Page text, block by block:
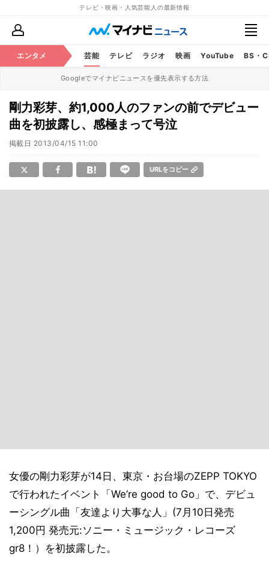
テレビ・映画・人気芸能人の最新情報
エンタメ 芸能 テレビ ラジオ 映画 YouTube BS・
Googleでマイナビニュースを優先表示する方法
剛力彩芽、約1,000人のファンの前でデビュー
曲を初披露し、感極まって号泣
掲載日 2013/04/15 11:00
URLをコピー
女優の剛力彩芽が14日、東京・お台場のZEPP TOKYO
で行われたイベント「We’re good to Go」で、デビュ
ーシングル曲「友達より大事な人」(7月10日発売
1,200円 発売元:ソニー・ミュージック・レコーズ
gr8！）を初披露した。